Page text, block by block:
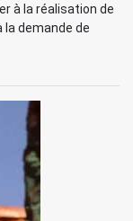
à la réalisation de
la demande de